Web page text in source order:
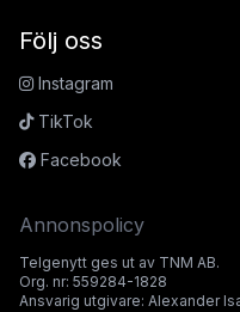
Följ oss
Instagram
TikTok
Facebook
Annonspolicy
Telgenytt ges ut av TNM AB.
Org. nr: 559284-1828
Ansvarig utgivare: Alexander